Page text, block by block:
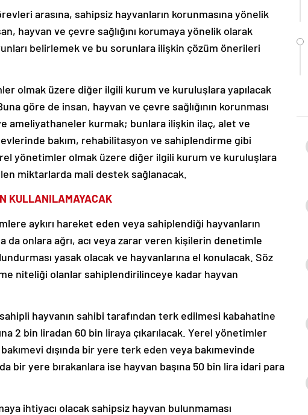
arasına, sahipsiz hayvanların korunmasına yönelik
hayvan ve çevre sağlığını korumaya yönelik olarak
belirlemek ve bu sorunlara ilişkin çözüm önerileri
olmak üzere diğer ilgili kurum ve kuruluşlara yapılacak
göre de insan, hayvan ve çevre sağlığının korunması
ameliyathaneler kurmak; bunlara ilişkin ilaç, alet ve
bakım, rehabilitasyon ve sahiplendirme gibi
yönetimler olmak üzere diğer ilgili kurum ve kuruluşlara
miktarlarda mali destek sağlanacak.
KULLANILAMAYACAK
aykırı hareket eden veya sahiplendiği hayvanların
da onlara ağrı, acı veya zarar veren kişilerin denetimle
yasak olacak ve hayvanlarına el konulacak. Söz
niteliği olanlar sahiplendirilinceye kadar hayvan
sahipli hayvanın sahibi tarafından terk edilmesi kabahatine
2 bin liradan 60 bin liraya çıkarılacak. Yerel yönetimler
dışında bir yere terk eden veya bakımevinde
bir yere bırakanlara ise hayvan başına 50 bin lira idari para
ihtiyacı olacak sahipsiz hayvan bulunmaması